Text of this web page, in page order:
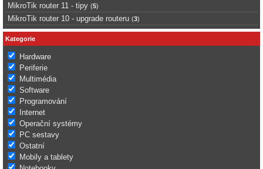
MikroTik router 11 - tipy (5)
MikroTik router 10 - upgrade routeru (3)
Kategorie
Hardware
Periferie
Multimédia
Software
Programování
Internet
Operační systémy
PC sestavy
Ostatní
Mobily a tablety